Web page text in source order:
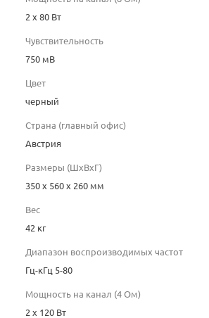
2 х 80 Вт
Чувствительность
750 мВ
Цвет
черный
Страна (главный офис)
Австрия
Размеры (ШхВхГ)
350 x 560 x 260 мм
Вес
42 кг
Диапазон воспроизводимых частот
Гц-кГц 5-80
Мощность на канал (4 Ом)
2 х 120 Вт